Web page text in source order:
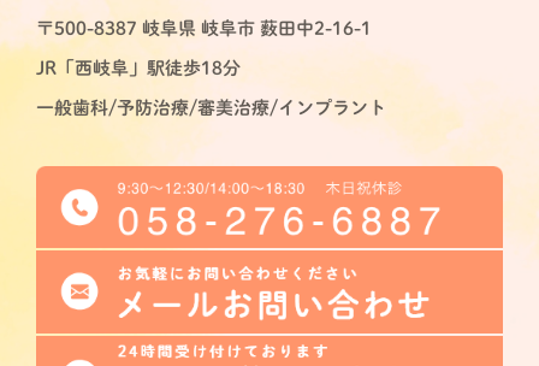
〒500-8387 岐阜県 岐阜市 薮田中2-16-1
JR「西岐阜」駅徒歩18分
一般歯科/予防治療/審美治療/インプラント